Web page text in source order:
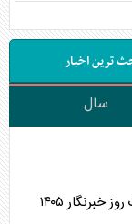
ترین اخبار
سال